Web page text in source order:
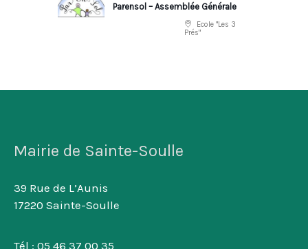
Parensol – Assemblée Générale
Ecole "Les 3
Prés"
Mairie de Sainte-Soulle
39 Rue de L’Aunis
17220 Sainte-Soulle
Tél : 05 46 37 00 35